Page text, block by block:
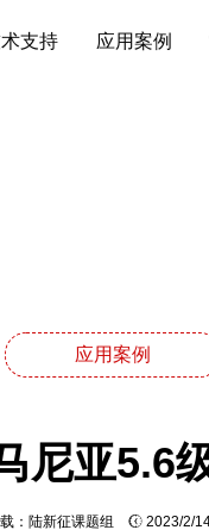
支持 应用案例
应用案例
尼亚5.6
：陆新征课题组 2023/2/